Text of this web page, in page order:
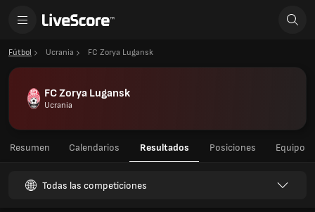
Fútbol Ucrania FC Zorya Lugansk
FC Zorya Lugansk
Ucrania
Resumen Calendarios Resultados Posiciones Equipo
Todas las competiciones